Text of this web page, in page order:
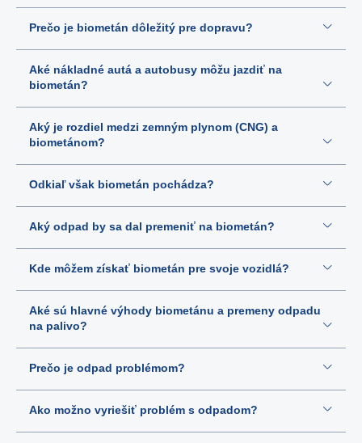
Prečo je biometán dôležitý pre dopravu?
Aké nákladné autá a autobusy môžu jazdiť na
biometán?
Aký je rozdiel medzi zemným plynom (CNG) a
biometánom?
Odkiaľ však biometán pochádza?
Aký odpad by sa dal premeniť na biometán?
Kde môžem získať biometán pre svoje vozidlá?
Aké sú hlavné výhody biometánu a premeny odpadu
na palivo?
Prečo je odpad problémom?
Ako možno vyriešiť problém s odpadom?